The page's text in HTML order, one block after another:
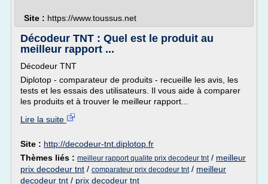
Site : https://www.toussus.net
Décodeur TNT : Quel est le produit au
meilleur rapport ...
Décodeur TNT
Diplotop - comparateur de produits - recueille les avis, les
tests et les essais des utilisateurs. Il vous aide à comparer
les produits et à trouver le meilleur rapport...
Lire la suite
Site : http://decodeur-tnt.diplotop.fr
Thèmes liés : meilleur rapport qualite prix decodeur tnt/ meilleur
prix decodeur tnt / comparateur prix decodeur tnt/ meilleur
decodeur tnt / prix decodeur tnt